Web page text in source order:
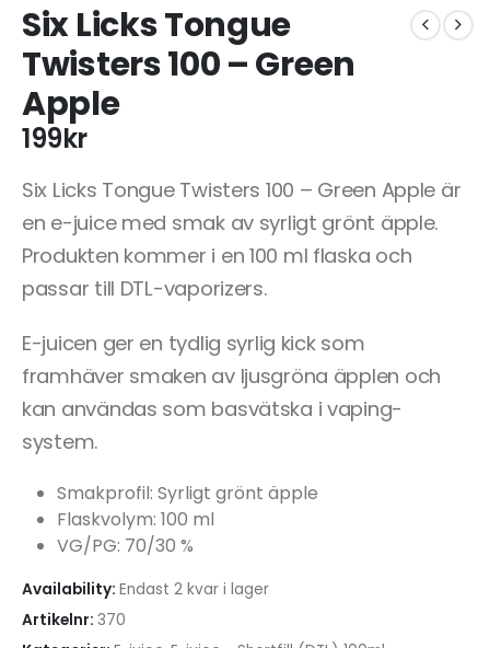
Six Licks Tongue
Twisters 100 – Green
Apple
199kr
Six Licks Tongue Twisters 100 – Green Apple är
en e-juice med smak av syrligt grönt äpple.
Produkten kommer i en 100 ml flaska och
passar till DTL-vaporizers.
E-juicen ger en tydlig syrlig kick som
framhäver smaken av ljusgröna äpplen och
kan användas som basvätska i vaping-
system.
Smakprofil: Syrligt grönt äpple
Flaskvolym: 100 ml
VG/PG: 70/30 %
Availability: Endast 2 kvar i lager
Artikelnr: 370